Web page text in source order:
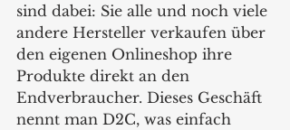
sind dabei: Sie alle und noch viele
andere Hersteller verkaufen über
den eigenen Onlineshop ihre
Produkte direkt an den
Endverbraucher. Dieses Geschäft
nennt man D2C, was einfach